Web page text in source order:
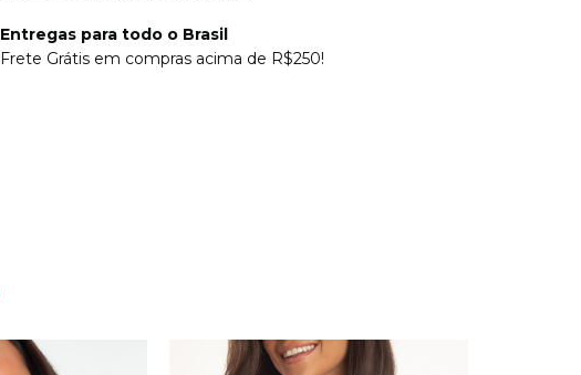
Entregas para todo o Brasil
Frete Grátis em compras acima de R$250!